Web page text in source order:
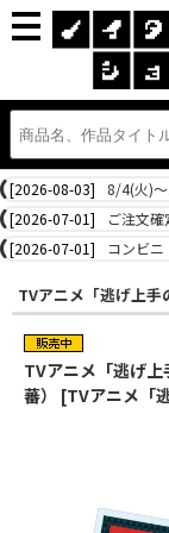
[2026-08-03]
8/4(火)
[2026-07-01]
ご注文
[2026-07-01]
コンビ
TVアニメ「逃げ上手
TVアニメ「逃げ
蕃） [TVアニメ「